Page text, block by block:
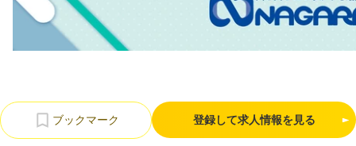
利用規約 プライバシーポリシー 会社概要
採用検討企業様へ
パートナーの方へ
登録して求人情報を見る